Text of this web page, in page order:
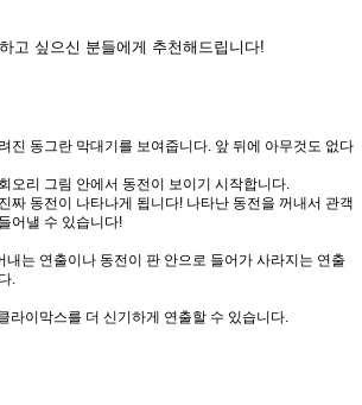
고 싶으신 분들에게 추천해드립니다!
진 동그란 막대기를 보여줍니다. 앞 뒤에 아무것도 없다
오리 그림 안에서 동전이 보이기 시작합니다.
짜 동전이 나타나게 됩니다! 나타난 동전을 꺼내서 관객
어낼 수 있습니다!
내는 연출이나 동전이 판 안으로 들어가 사라지는 연출
.
라이막스를 더 신기하게 연출할 수 있습니다.